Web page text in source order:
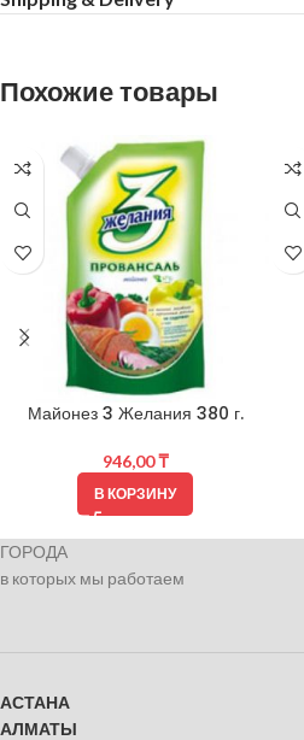
Похожие товары
Майонез 3 Желания 380 г.
946,00₸
В КОРЗИНУ
ГОРОДА
в которых мы работаем
АСТАНА
АЛМАТЫ